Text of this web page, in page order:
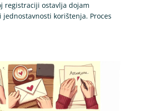
registraciji ostavlja dojam
korištenja. Proces